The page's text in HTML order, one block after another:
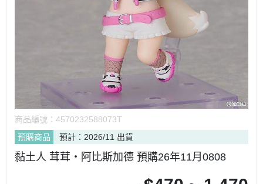
商品編號： 4570232588073T
預購商品
預計：2026/11 出貨
黏土人 茸茸‧阿比斯加德 預購26年11月0808